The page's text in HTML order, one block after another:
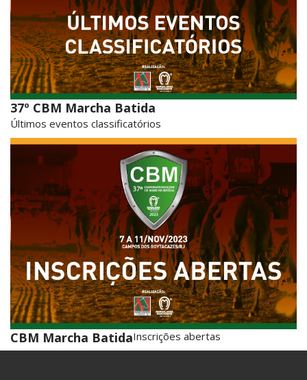
37º CBM Marcha Batida
Últimos eventos classificatórios
CBM Marcha BatidaInscrições abertas